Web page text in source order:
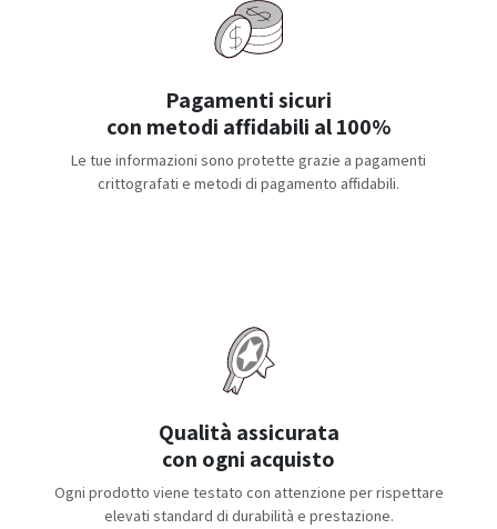
Pagamenti sicuri
con metodi affidabili al 100%
Le tue informazioni sono protette grazie a pagamenti
crittografati e metodi di pagamento affidabili.
Qualità assicurata
con ogni acquisto
Ogni prodotto viene testato con attenzione per rispettare
elevati standard di durabilità e prestazione.